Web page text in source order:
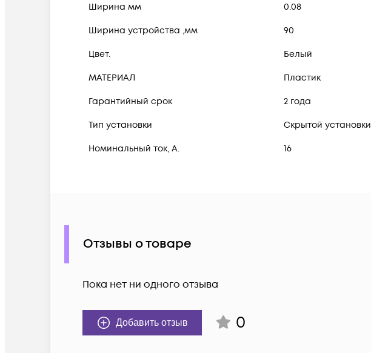
Ширина мм 0.08
Ширина устройства ,мм 90
Цвет. Белый
МАТЕРИАЛ Пластик
Гарантийный срок 2 года
Тип установки Скрытой установки
Номинальный ток, А. 16
Отзывы о товаре
Пока нет ни одного отзыва
Добавить отзыв 0